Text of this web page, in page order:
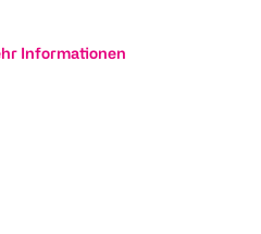
Informationen